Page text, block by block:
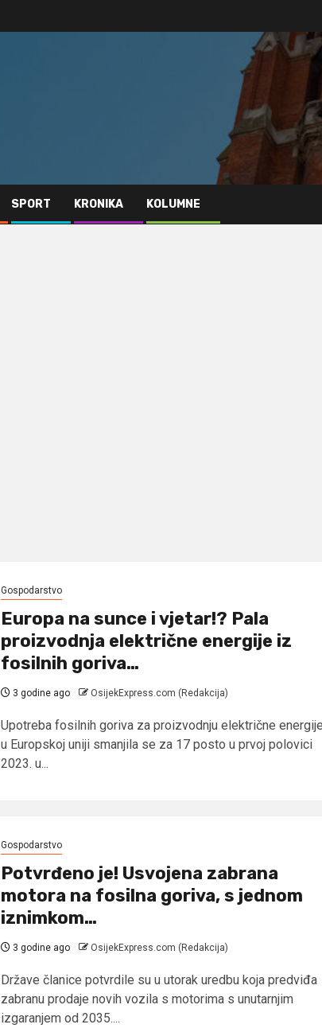
SPORT KRONIKA KOLUMNE
Gospodarstvo
Europa na sunce i vjetar!? Pala
proizvodnja električne energije iz
fosilnih goriva…
3 godine ago OsijekExpress.com (Redakcija)
Upotreba fosilnih goriva za proizvodnju električne
u Europskoj uniji smanjila se za 17 posto u prvoj polovici
2023. u...
Gospodarstvo
Potvrđeno je! Usvojena zabrana
motora na fosilna goriva, s jednom
iznimkom…
3 godine ago OsijekExpress.com (Redakcija)
Države članice potvrdile su u utorak uredbu koja predviđa
zabranu prodaje novih vozila s motorima s unutarnjim
izgaranjem od 2035....